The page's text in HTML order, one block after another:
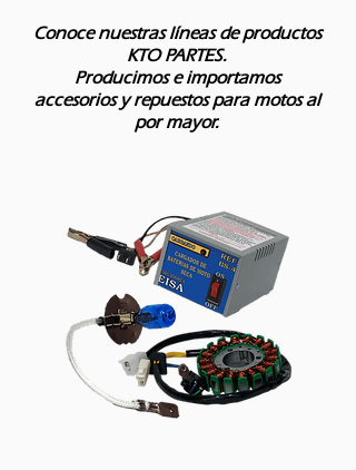
Conoce nuestras líneas de productos
KTO PARTES.
Producimos e importamos
accesorios y repuestos para motos al
por mayor.